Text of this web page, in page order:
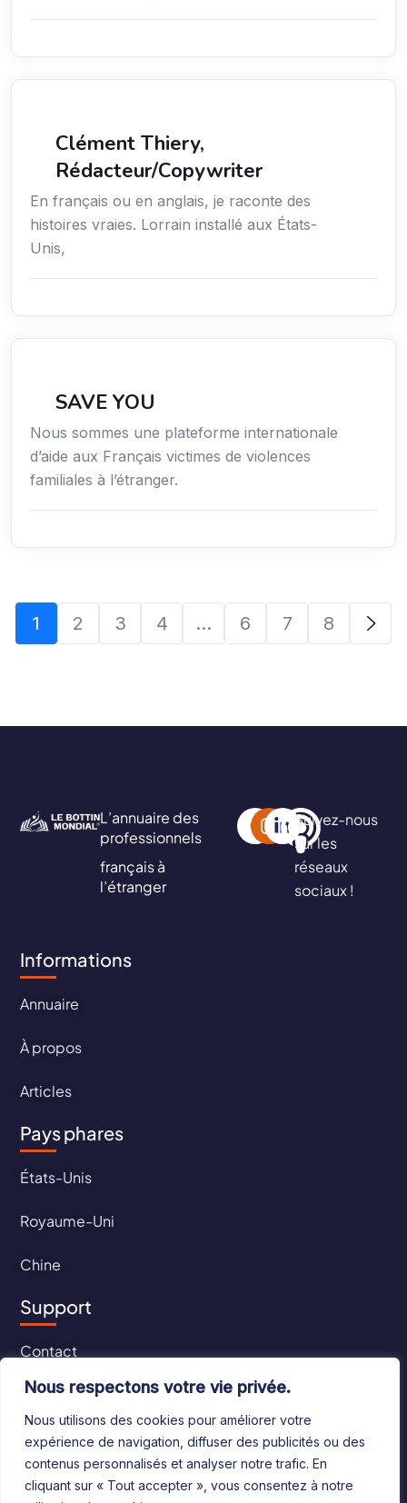
Nous respectons votre vie privée.
Nous utilisons des cookies pour améliorer votre
expérience de navigation, diffuser des publicités ou des
contenus personnalisés et analyser notre trafic. En
cliquant sur « Tout accepter », vous consentez à notre
Clément Thiery,
Rédacteur/Copywriter
En français ou en anglais, je raconte des
histoires vraies. Lorrain installé aux États-
Unis,
SAVE YOU
Nous sommes une plateforme internationale
d’aide aux Français victimes de violences
familiales à l’étranger.
1 2 3 4 … 6 7 8
L’annuaire des
professionnels
français à
l’étranger
Suivez-nous
sur les
réseaux
sociaux !
Informations
Annuaire
À propos
Articles
Pays phares
États-Unis
Royaume-Uni
Chine
Support
Contact
CGU
CGV